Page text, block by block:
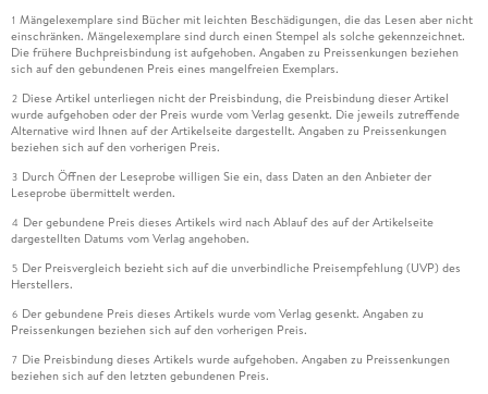
1 Mängelexemplare sind Bücher mit leichten Beschädigungen, die das Lesen aber nicht
einschränken. Mängelexemplare sind durch einen Stempel als solche gekennzeichnet.
Die frühere Buchpreisbindung ist aufgehoben. Angaben zu Preissenkungen beziehen
sich auf den gebundenen Preis eines mangelfreien Exemplars.
2 Diese Artikel unterliegen nicht der Preisbindung, die Preisbindung dieser Artikel
wurde aufgehoben oder der Preis wurde vom Verlag gesenkt. Die jeweils zutreffende
Alternative wird Ihnen auf der Artikelseite dargestellt. Angaben zu Preissenkungen
beziehen sich auf den vorherigen Preis.
3 Durch Öffnen der Leseprobe willigen Sie ein, dass Daten an den Anbieter der
Leseprobe übermittelt werden.
4 Der gebundene Preis dieses Artikels wird nach Ablauf des auf der Artikelseite
dargestellten Datums vom Verlag angehoben.
5 Der Preisvergleich bezieht sich auf die unverbindliche Preisempfehlung (UVP) des
Herstellers.
6 Der gebundene Preis dieses Artikels wurde vom Verlag gesenkt. Angaben zu
Preissenkungen beziehen sich auf den vorherigen Preis.
7 Die Preisbindung dieses Artikels wurde aufgehoben. Angaben zu Preissenkungen
beziehen sich auf den letzten gebundenen Preis.